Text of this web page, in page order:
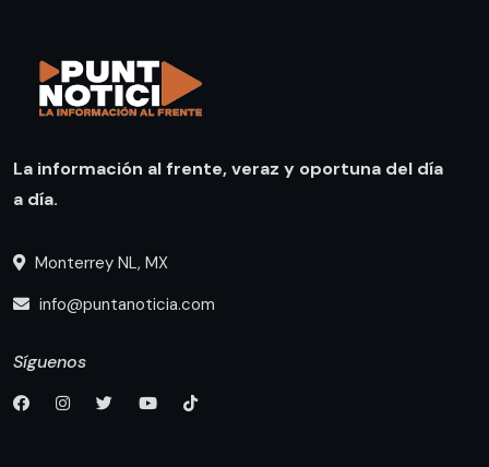
La información al frente, veraz y oportuna del día
a día.
Monterrey NL, MX
info@puntanoticia.com
Síguenos